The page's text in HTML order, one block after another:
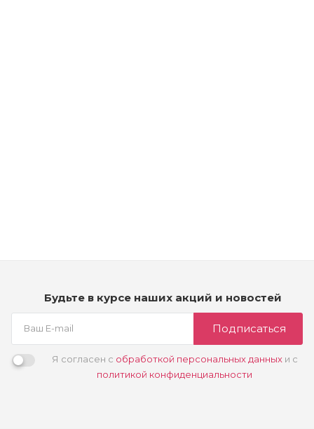
Будьте в курсе наших акций и новостей
Подписаться
Я согласен с обработкой персональных данныхи с
политикой конфиденциальности